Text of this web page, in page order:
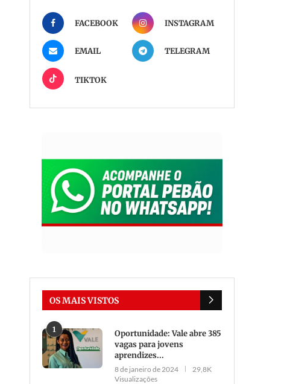
FACEBOOK INSTAGRAM
EMAIL TELEGRAM
TIKTOK
OS MAIS VISTOS
1
Oportunidade: Vale abre 385
vagas para jovens
aprendizes...
8 de janeiro de 2024
29,8K
Visualizações